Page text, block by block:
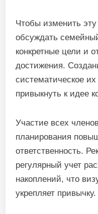
Чтобы изменить эту
обсуждать
конкретные цели и
достижения.
систематическое
привыкнуть к идее
Участие всех
планирования
ответственность.
регулярный учет
накоплений, что
укрепляет привычку.